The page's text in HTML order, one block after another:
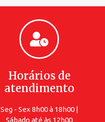
Horários de
atendimento
Seg - Sex 8h00 à 18h00 |
Sábado até às 12h00